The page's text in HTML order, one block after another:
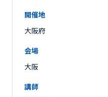
開催地
大阪府
会場
大阪
講師